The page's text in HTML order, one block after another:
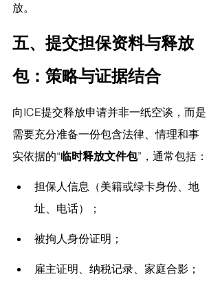
放。
五、提交担保资料与释放
包：策略与证据结合
向ICE提交释放申请并非一纸空谈，而是
需要充分准备一份包含法律、情理和事
实依据的“临时释放文件包”，通常包括：
担保人信息（美籍或绿卡身份、地
址、电话）；
被拘人身份证明；
雇主证明、纳税记录、家庭合影；